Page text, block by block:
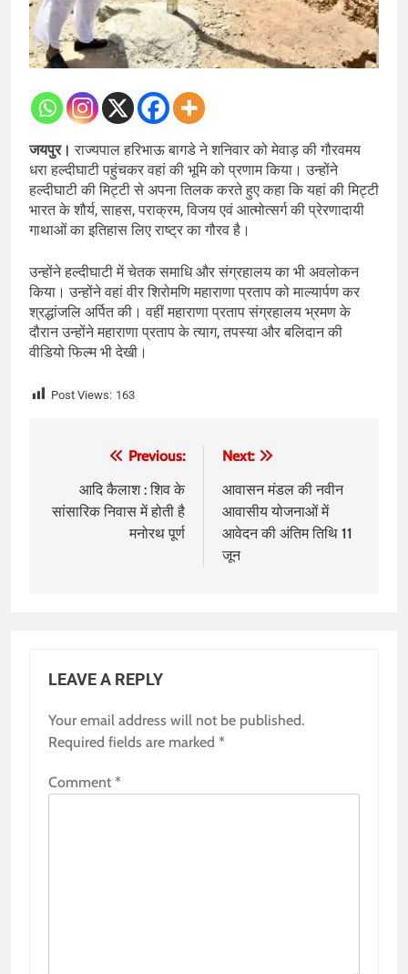
जयपुर।राज्यपाल हरिभाऊ बागडे ने शनिवार को मेवाड़ की गौरवमय
धरा हल्दीघाटी पहुंचकर वहां की भूमि को प्रणाम किया। उन्होंने
हल्दीघाटी की मिट्टी से अपना तिलक करते हुए कहा कि यहां की मिट्टी
भारत के शौर्य, साहस, पराक्रम, विजय एवं आत्मोत्सर्ग की प्रेरणादायी
गाथाओं का इतिहास लिए राष्ट्र का गौरव है।
उन्होंने हल्दीघाटी में चेतक समाधि और संग्रहालय का भी अवलोकन
किया। उन्होंने वहां वीर शिरोमणि महाराणा प्रताप को माल्यार्पण कर
श्रद्धांजलि अर्पित की। वहीं महाराणा प्रताप संग्रहालय भ्रमण के
दौरान उन्होंने महाराणा प्रताप के त्याग, तपस्या और बलिदान की
वीडियो फिल्म भी देखी।
Post Views: 163
navigation
Previous:
आदि कैलाश : शिव के
सांसारिक निवास में होती है
मनोरथ पूर्ण
Next:
आवासन मंडल की नवीन
आवासीय योजनाओं में
आवेदन की अंतिम तिथि 11
जून
LEAVE A REPLY
Your email address will not be published.
Required fields are marked *
Comment *